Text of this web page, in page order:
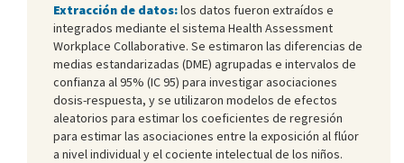
Extracción de datos:los datos fueron extraídos e
integrados mediante el sistema Health Assessment
Workplace Collaborative. Se estimaron las diferencias de
medias estandarizadas (DME) agrupadas e intervalos de
confianza al 95% (IC 95) para investigar asociaciones
dosis-respuesta, y se utilizaron modelos de efectos
aleatorios para estimar los coeficientes de regresión
para estimar las asociaciones entre la exposición al flúor
a nivel individual y el cociente intelectual de los niños.